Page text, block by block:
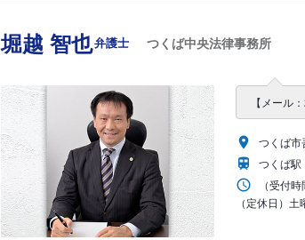
堀越 智也弁護士 つくば中央法律事務所
【メール
つくば
つくば駅
（受付時
（定休日）